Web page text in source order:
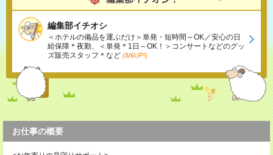
編集部イチオシ
＜ホテルの備品を運ぶだけ＞単発・短時間～OK／安心の日
給保障＊夜勤、＜単発＊1日～OK！＞コンサートなどのグッ
ズ販売スタッフ＊など (8/6UP!)
お仕事の概要